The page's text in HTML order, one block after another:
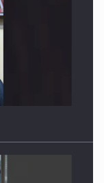
Finantare